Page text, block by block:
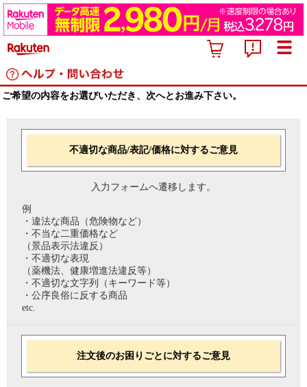
ご希望の内容をお選びいただき、次へとお進み下さい。
不適切な商品/表記/価格に対するご意見
入力フォームへ遷移します。
例
・違法な商品（危険物など）
・不当な二重価格など
（景品表示法違反）
・不適切な表現
（薬機法、健康増進法違反等）
・不適切な文字列（キーワード等）
・公序良俗に反する商品
etc.
注文後のお困りごとに対するご意見